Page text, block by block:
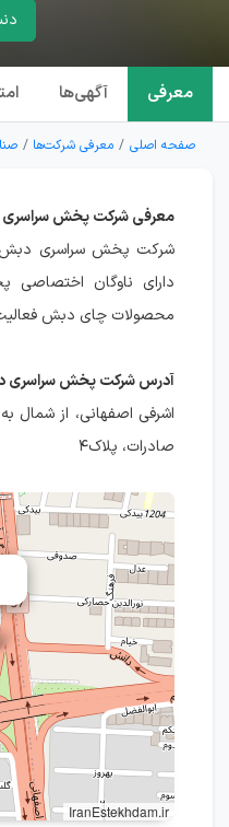
معرفی آگهی‌ها
صفحه اصلی معرفی شرکت‌ها
معرفی شرکت پخش سراسری
شرکت پخش سراسری دبش
دارای ناوگان
محصولات چای دبش
آدرس شرکت پخش سراسری
اشرفی اصفهانی، از شمال
صادرات، پلاک۴
IranEstekhdam.ir